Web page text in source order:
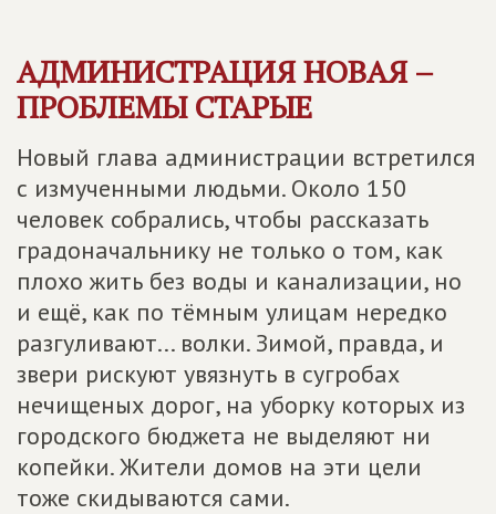
АДМИНИСТРАЦИЯ НОВАЯ –
ПРОБЛЕМЫ СТАРЫЕ
Новый глава администрации встретился
с измученными людьми. Около 150
человек собрались, чтобы рассказать
градоначальнику не только о том, как
плохо жить без воды и канализации, но
и ещё, как по тёмным улицам нередко
разгуливают... волки. Зимой, правда, и
звери рискуют увязнуть в сугробах
нечищеных дорог, на уборку которых из
городского бюджета не выделяют ни
копейки. Жители домов на эти цели
тоже скидываются сами.